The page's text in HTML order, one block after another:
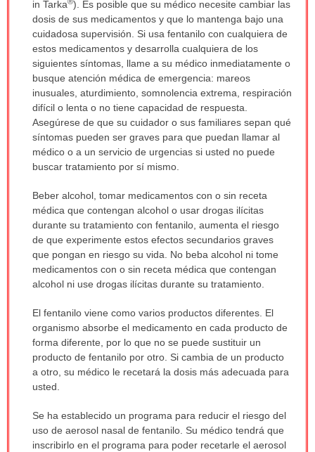
in Tarka ). Es posible que su médico necesite cambiar las
dosis de sus medicamentos y que lo mantenga bajo una
cuidadosa supervisión. Si usa fentanilo con cualquiera de
estos medicamentos y desarrolla cualquiera de los
siguientes síntomas, llame a su médico inmediatamente o
busque atención médica de emergencia: mareos
inusuales, aturdimiento, somnolencia extrema, respiración
difícil o lenta o no tiene capacidad de respuesta.
Asegúrese de que su cuidador o sus familiares sepan qué
síntomas pueden ser graves para que puedan llamar al
médico o a un servicio de urgencias si usted no puede
buscar tratamiento por sí mismo.
Beber alcohol, tomar medicamentos con o sin receta
médica que contengan alcohol o usar drogas ilícitas
durante su tratamiento con fentanilo, aumenta el riesgo
de que experimente estos efectos secundarios graves
que pongan en riesgo su vida. No beba alcohol ni tome
medicamentos con o sin receta médica que contengan
alcohol ni use drogas ilícitas durante su tratamiento.
El fentanilo viene como varios productos diferentes. El
organismo absorbe el medicamento en cada producto de
forma diferente, por lo que no se puede sustituir un
producto de fentanilo por otro. Si cambia de un producto
a otro, su médico le recetará la dosis más adecuada para
usted.
Se ha establecido un programa para reducir el riesgo del
uso de aerosol nasal de fentanilo. Su médico tendrá que
inscribirlo en el programa para poder recetarle el aerosol